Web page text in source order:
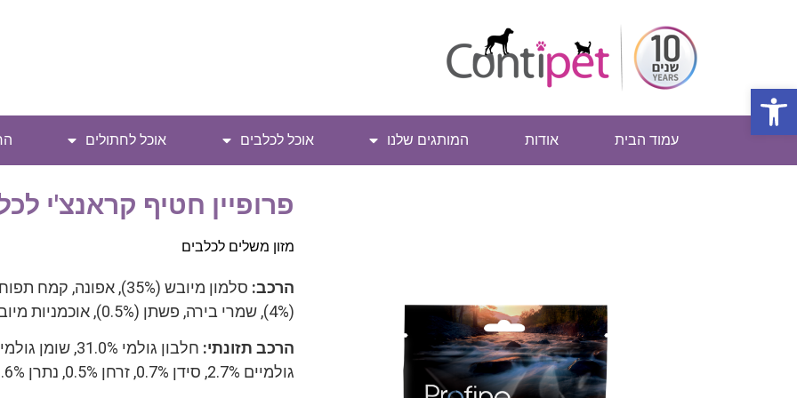
פתח סרגל נגישות
עמוד הבית אודות המותגים שלנו אוכל לכלבים אוכל לחתולים
פרופיין חטיף קראנצ'י
מזון משלים לכלבים
הרכב:
סלמון מיובש (35%),
(4%), שמרי בירה, פשתן (0.5%), אוכמניות מיובשות (0.05%).
הרכב תזונתי:
גולמיים 2.7%, סידן 0.7%, זרחן 0.5%, נתרן 0.6%, אומגה- 3 0.8%, אומגה- 6 0.7%.